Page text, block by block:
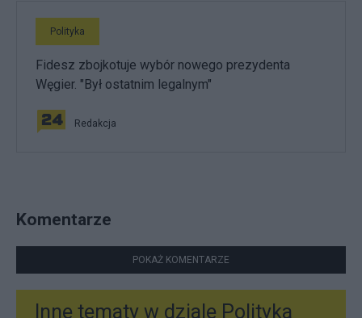
Polityka
Fidesz zbojkotuje wybór nowego prezydenta
Węgier. "Był ostatnim legalnym"
Redakcja
Komentarze
POKAŻ KOMENTARZE
Inne tematy w dziale Polityka